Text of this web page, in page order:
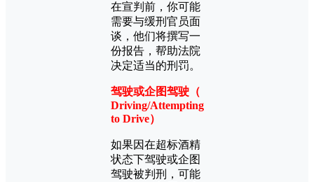
在宣判前，你可能
需要与缓刑官员面
谈，他们将撰写一
份报告，帮助法院
决定适当的刑罚。
驾驶或企图驾驶（
Driving/Attempting
to Drive）
如果因在超标酒精
状态下驾驶或企图
驾驶被判刑，可能